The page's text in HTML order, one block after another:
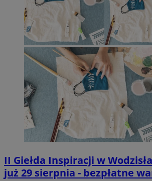
II Giełda Inspiracji w
już 29 sierpnia - bezpłatne